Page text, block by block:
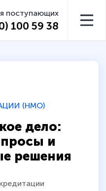
поступающих
100 59 38
(НМО)
дело:
и
решения